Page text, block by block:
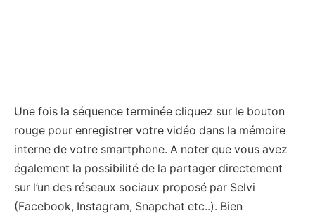
Une fois la séquence terminée cliquez sur le bouton
rouge pour enregistrer votre vidéo dans la mémoire
interne de votre smartphone. A noter que vous avez
également la possibilité de la partager directement
sur l’un des réseaux sociaux proposé par Selvi
(Facebook, Instagram, Snapchat etc..). Bien